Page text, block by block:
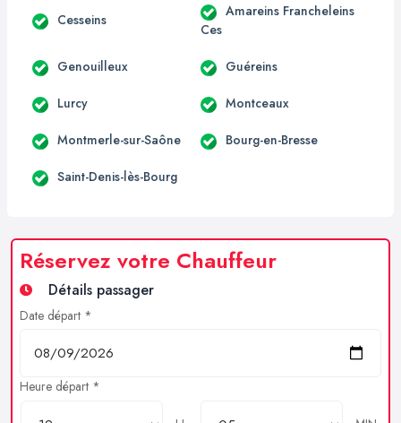
Cesseins
Amareins Francheleins
Ces
Genouilleux Guéreins
Lurcy Montceaux
Montmerle-sur-Saône Bourg-en-Bresse
Saint-Denis-lès-Bourg
Réservez votre Chauffeur
Détails passager
Date départ *
Heure départ *